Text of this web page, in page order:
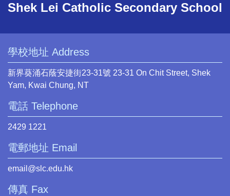
Shek Lei Catholic Secondary School
學校地址 Address
新界葵涌石蔭安捷街23-31號 23-31 On Chit Street, Shek
Yam, Kwai Chung, NT
電話 Telephone
2429 1221
電郵地址 Email
email@slc.edu.hk
傳真 Fax